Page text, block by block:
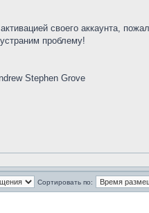
своего аккаунта,
проблему!
Stephen Grove
Сортировать по: